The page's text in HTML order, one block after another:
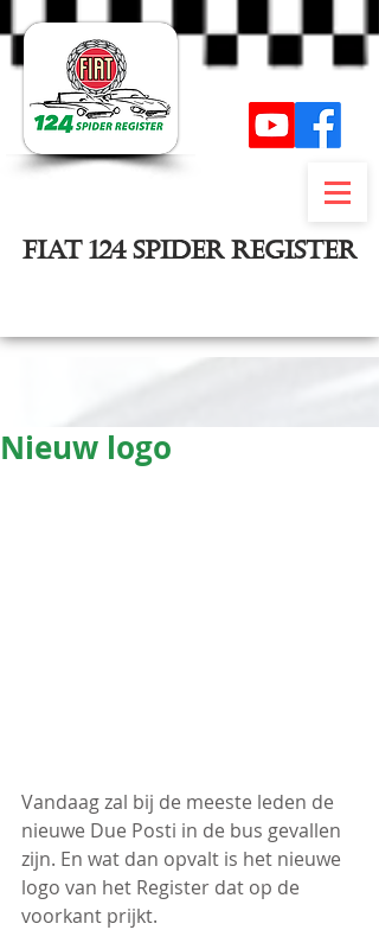
FIAT 124 SPIDER REGISTER
Nieuw logo
Vandaag zal bij de meeste leden de
nieuwe Due Posti in de bus gevallen
zijn. En wat dan opvalt is het nieuwe
logo van het Register dat op de
voorkant prijkt.